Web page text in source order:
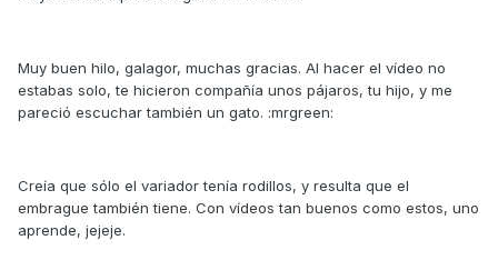
Muy buen hilo, galagor, muchas gracias. Al hacer el vídeo no
estabas solo, te hicieron compañía unos pájaros, tu hijo, y me
pareció escuchar también un gato. :mrgreen:
Creía que sólo el variador tenía rodillos, y resulta que el
embrague también tiene. Con vídeos tan buenos como estos, uno
aprende, jejeje.